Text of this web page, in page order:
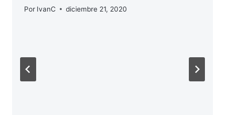
Por IvanC diciembre 21, 2020